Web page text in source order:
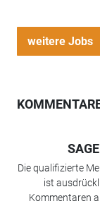
weitere Jobs
Die qualifizierte
ist
Kommentaren